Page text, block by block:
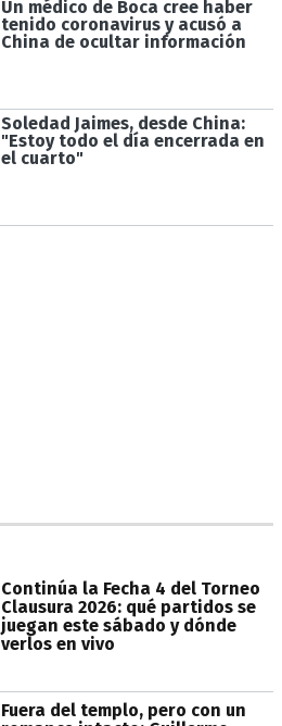
Un médico de Boca cree haber
tenido coronavirus y acusó a
China de ocultar información
Soledad Jaimes, desde China:
"Estoy todo el día encerrada en
el cuarto"
Continúa la Fecha 4 del Torneo
Clausura 2026: qué partidos se
juegan este sábado y dónde
verlos en vivo
Fuera del templo, pero con un